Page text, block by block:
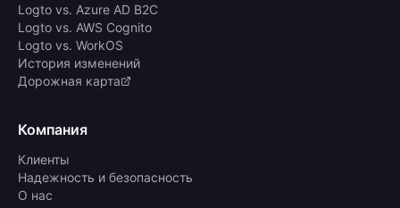
Logto vs. Azure AD B2C
Logto vs. AWS Cognito
Logto vs. WorkOS
История изменений
Дорожная карта
Компания
Клиенты
Надежность и безопасность
О нас